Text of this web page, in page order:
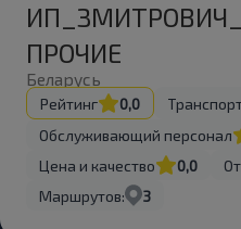
ПРОЧИЕ
Беларусь
Рейтинг 0,0
Обслуживающий персонал
Цена и качество
0,0
Маршрутов:
3